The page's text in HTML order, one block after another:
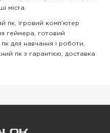
міста.
пк, ігровий комп’ютер
геймера, готовий
для навчання і роботи,
пк з гарантією, доставка